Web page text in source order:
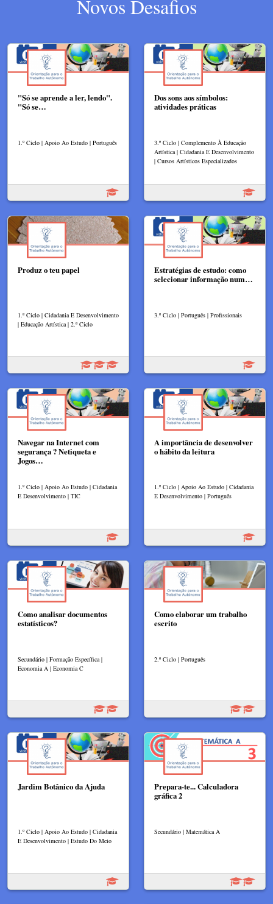
Novos Desafios
"Só se aprende a ler, lendo".
"Só se…
1.º Ciclo | Apoio Ao Estudo | Português
Dos sons aos símbolos:
atividades práticas
3.º Ciclo | Complemento À Educação
Artística | Cidadania E Desenvolvimento
| Cursos Artísticos Especializados
Produz o teu papel
1.º Ciclo | Cidadania E Desenvolvimento
| Educação Artística | 2.º Ciclo
Estratégias de estudo: como
selecionar informação num…
3.º Ciclo | Português | Profissionais
Navegar na Internet com
segurança ? Netiqueta e
Jogos…
1.º Ciclo | Apoio Ao Estudo | Cidadania
E Desenvolvimento | TIC
A importância de desenvolver
o hábito da leitura
1.º Ciclo | Apoio Ao Estudo | Cidadania
E Desenvolvimento | Português
Como analisar documentos
estatísticos?
Secundário | Formação Específica |
Economia A | Economia C
Como elaborar um trabalho
escrito
2.º Ciclo | Português
Jardim Botânico da Ajuda
1.º Ciclo | Apoio Ao Estudo | Cidadania
E Desenvolvimento | Estudo Do Meio
Prepara-te... Calculadora
gráfica 2
Secundário | Matemática A